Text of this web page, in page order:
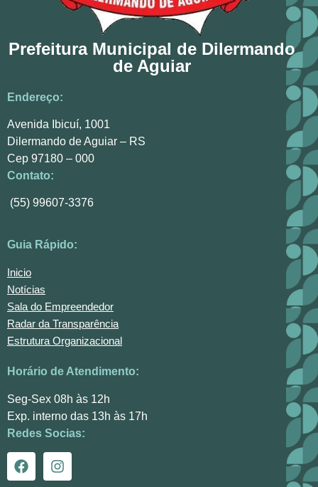
Prefeitura Municipal de Dilermando
de Aguiar
Endereço:
Avenida Ibicuí, 1001
Dilermando de Aguiar – RS
Cep 97180 – 000
Contato:
(55) 99607-3376
Guia Rápido:
Inicio
Notícias
Sala do Empreendedor
Radar da Transparência
Estrutura Organizacional
Horário de Atendimento:
Seg-Sex 08h às 12h
Exp. interno das 13h às 17h
Redes Socias: